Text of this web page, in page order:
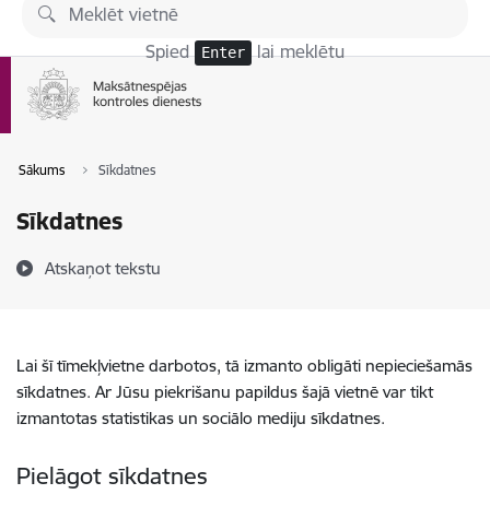
Pāriet uz lapas saturu
Spied Enter lai meklētu
Sākums Sīkdatnes
Sīkdatnes
Atskaņot tekstu
Lai šī tīmekļvietne darbotos, tā izmanto obligāti nepieciešamās
sīkdatnes. Ar Jūsu piekrišanu papildus šajā vietnē var tikt
izmantotas statistikas un sociālo mediju sīkdatnes.
Pielāgot sīkdatnes